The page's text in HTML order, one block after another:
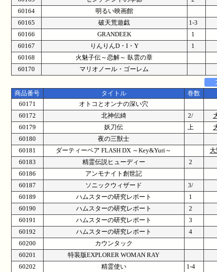
60164
明るい映画館
60165
破天荒遊戯
1-3
60166
GRANDEEK
1
60167
りんりんD・I・Y
1
60168
火魅子伝～恋解～ 臥雲の章
60170
マリオノール・ゴーレム
商品番号 タイトル
巻数
60171
オトコとオンナの深い穴
60172
北神伝綺 2/
60179
妖刀伝 上
60180
夜の三獣士
60181
ダーティーペア FLASH DX ～Key&Yuri～
60183
精霊伝説ヒューディー
2
60186
アンモナイト創世記
60187
ソニックウィザード
3/
60189
ハムスターの研究レポート
1
60190
ハムスターの研究レポート
2
60191
ハムスターの研究レポート
3
60192
ハムスターの研究レポート
4
60200
カウンタック
60201
特装版EXPLORER WOMAN RAY
60202
精霊使い
1-4